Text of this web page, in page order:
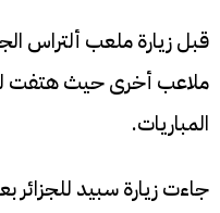
قبل زيارة ملعب ألتراس
ملاعب أخرى حيث هتفت
المباريات.
جاءت زيارة سبيد